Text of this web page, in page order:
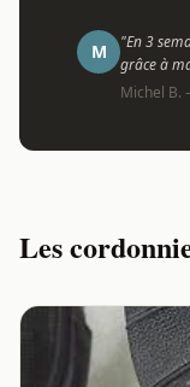
M
"En 3
grâce à
Michel B.
Les